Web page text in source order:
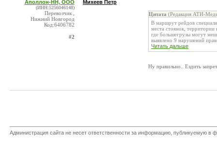
Аполлон-НН, ООО
(ИНН:5256046148)
Перевозчик ,
Нижний Новгород
Код:6406782
#2
Михеев Петр
Цитата (Редакция АТИ-
В маршрут рейдов
места стоянок, территории
где большегрузы могут
выявлено 9 нарушений
Читать дальше
Ну правильно.. Ездить
Администрация сайта не несет ответственности за информацию, публикуемую